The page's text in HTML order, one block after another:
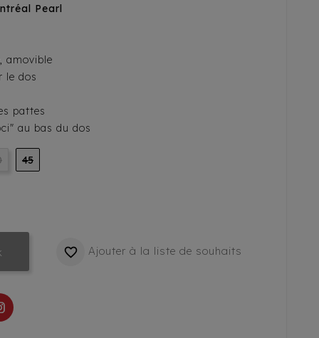
Pearl
amovible
le dos
pattes
au bas du dos
45
 Ajouter à la liste de souhaits